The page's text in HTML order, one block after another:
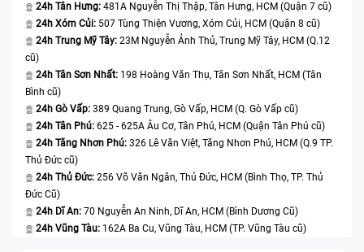
24h Tân Hưng: 481A Nguyễn Thị Thập, Tân Hưng, HCM (Quận 7 cũ)
24h Xóm Củi: 507 Tùng Thiện Vương, Xóm Củi, HCM (Quận 8 cũ)
24h Trung Mỹ Tây: 23M Nguyễn Ảnh Thủ, Trung Mỹ Tây, HCM (Q.12
cũ)
24h Tân Sơn Nhất: 198 Hoàng Văn Thụ, Tân Sơn Nhất, HCM (Tân
Bình cũ)
24h Gò Vấp: 389 Quang Trung, Gò Vấp, HCM (Q. Gò Vấp cũ)
24h Tân Phú: 625 - 625A Âu Cơ, Tân Phú, HCM (Quận Tân Phú cũ)
24h Tăng Nhơn Phú: 326 Lê Văn Việt, Tăng Nhơn Phú, HCM (Q.9 TP.
Thủ Đức cũ)
24h Thủ Đức: 256 Võ Văn Ngân, Thủ Đức, HCM (Bình Thọ, TP. Thủ
Đức Cũ)
24h Dĩ An: 70 Nguyễn An Ninh, Dĩ An, HCM (Bình Dương Cũ)
24h Vũng Tàu: 162A Ba Cu, Vũng Tàu, HCM (TP. Vũng Tàu cũ)